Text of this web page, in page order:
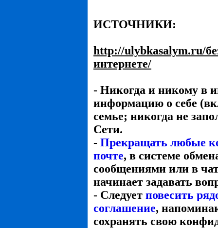
ИСТОЧНИКИ:
http://ulybkasalym.ru/
интернете/
- Никогда и никому в
информацию о себе
семье; никогда не
Сети.
- Прекращать любые
почте, в системе
сообщениями или в
начинает задавать
- Следует повесить
соглашение,
сохранять свою